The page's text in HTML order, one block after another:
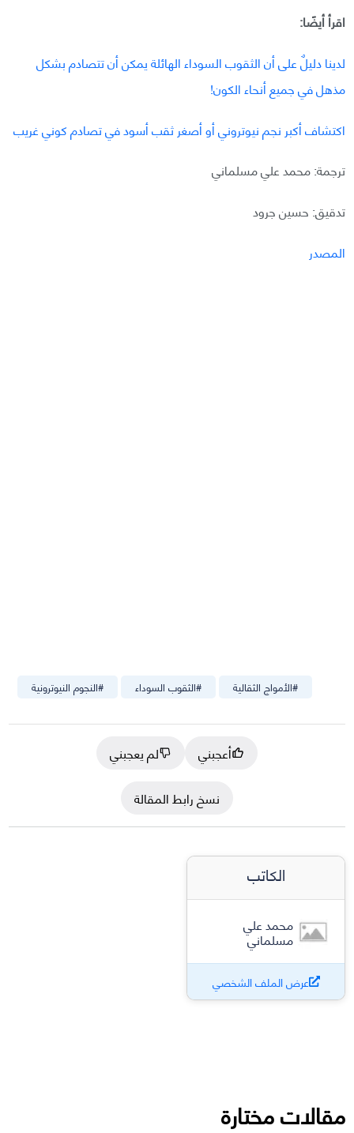
اقرأ أيضًا:
لدينا دليلٌ على أن الثقوب السوداء الهائلة يمكن أن تتصادم بشكل
مذهل في جميع أنحاء الكون!
اكتشاف أكبر نجم نيوتروني أو أصغر ثقب أسود في تصادم كوني غريب
ترجمة: محمد علي مسلماني
تدقيق: حسين جرود
المصدر
#النجوم النيوترونية #الثقوب السوداء #الأمواج الثقالية
أعجبني
لم يعجبني
نسخ رابط المقالة
الكاتب
محمد علي
مسلماني
عرض الملف الشخصي
مقالات مختارة